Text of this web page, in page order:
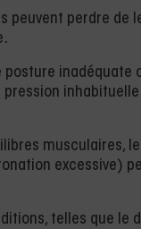
peuvent perdre
posture inadéquate
musculaires,
excessive)
telles que le